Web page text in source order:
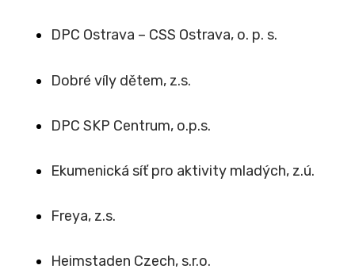
DPC Ostrava – CSS Ostrava, o. p. s.
Dobré víly dětem, z.s.
DPC SKP Centrum, o.p.s.
Ekumenická síť pro aktivity mladých, z.ú.
Freya, z.s.
Heimstaden Czech, s.r.o.